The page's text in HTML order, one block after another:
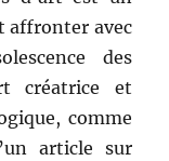
affronter avec
des
créatrice et
comme
article sur